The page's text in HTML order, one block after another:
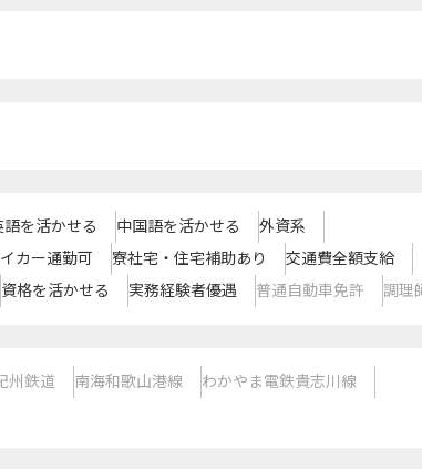
語を活かせる 中国語を活かせる
外資系
カー通勤可 寮社宅・住宅補助あり
交通費全額支給
資格を活かせる 実務経験者優遇 普通自動車免許 調理
州鉄道 南海和歌山港線
わかやま電鉄貴志川線